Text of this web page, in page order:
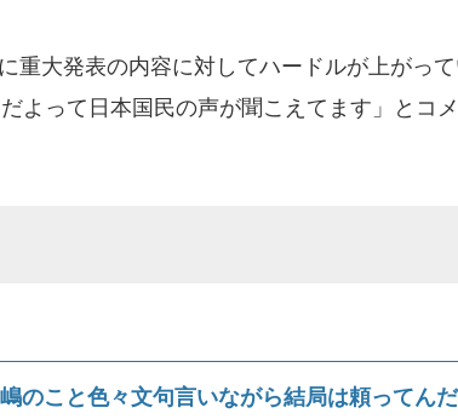
重大発表の内容に対してハードルが上がっ
だよって日本国民の声が聞こえてます」とコメ
嶋のこと色々文句言いながら結局は頼ってんだ